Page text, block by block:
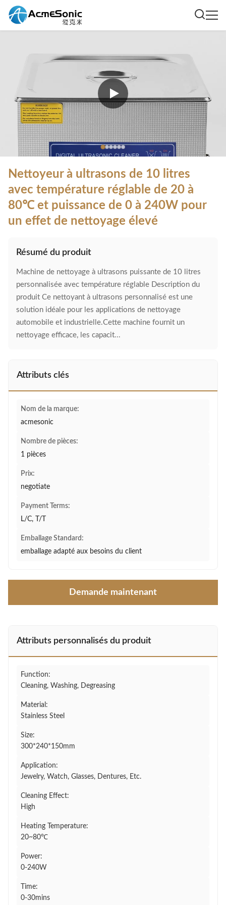
Nettoyeur à ultrasons de 10 litres
avec température réglable de 20 à
80℃ et puissance de 0 à 240W pour
un effet de nettoyage élevé
Résumé du produit
Machine de nettoyage à ultrasons puissante de 10 litres
personnalisée avec température réglable Description du
produit Ce nettoyant à ultrasons personnalisé est une
solution idéale pour les applications de nettoyage
automobile et industrielle.Cette machine fournit un
nettoyage efficace, les capacit...
Attributs clés
Nom de la marque:
acmesonic
Nombre de pièces:
1 pièces
Prix:
negotiate
Payment Terms:
L/C, T/T
Emballage Standard:
emballage adapté aux besoins du client
Demande maintenant
Attributs personnalisés du produit
Function:
Cleaning, Washing, Degreasing
Material:
Stainless Steel
Size:
300*240*150mm
Application:
Jewelry, Watch, Glasses, Dentures, Etc.
Cleaning Effect:
High
Heating Temperature:
20~80℃
Power:
0-240W
Time:
0-30mins